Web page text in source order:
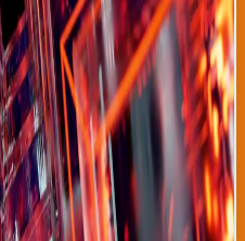
imperceptibles al ojo
que el sistema
99.8% incluso cuando analiza
con equipos viejos o en
las condiciones comunes
Esta robustez es
sistema de otros intentos
al enfrentar variabilidad real
Mundial de la Salud ha
parte de su iniciativa